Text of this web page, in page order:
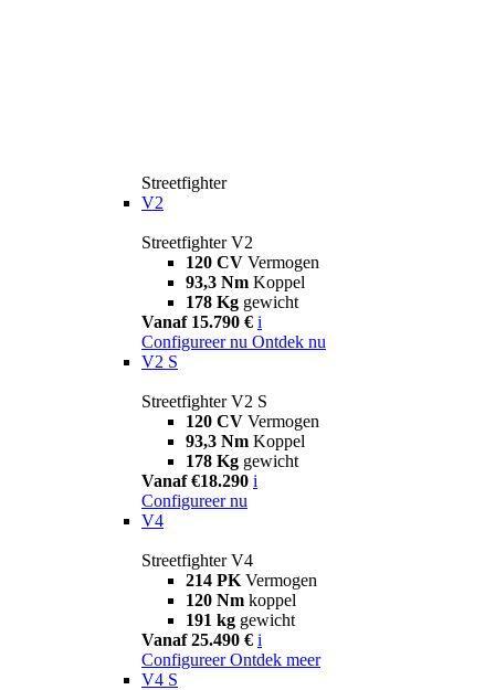
Streetfighter
V2
Streetfighter V2
120 CV Vermogen
93,3 Nm Koppel
178 Kg gewicht
Vanaf 15.790 € i
Configureer nu Ontdek nu
V2 S
Streetfighter V2 S
120 CV Vermogen
93,3 Nm Koppel
178 Kg gewicht
Vanaf €18.290 i
Configureer nu
V4
Streetfighter V4
214 PK Vermogen
120 Nm koppel
191 kg gewicht
Vanaf 25.490 € i
Configureer Ontdek meer
V4 S